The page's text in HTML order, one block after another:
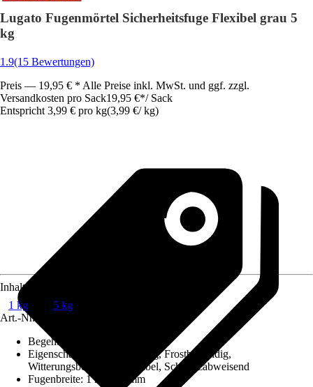
Lugato Fugenmörtel Sicherheitsfuge Flexibel grau 5
kg
1.9(15 Bewertungen)
Preis — 19,95 € * Alle Preise inkl. MwSt. und ggf. zzgl.
Versandkosten pro Sack19,95 €*/ Sack
Entspricht 3,99 € pro kg(3,99 €/ kg)
Inhalt
1 kg
5 kg
Art.-Nr.
Begehbar nach ca.
Eigenschaft
Wasserbeständig, Frostbeständig,
Witterungsbeständig, Flexibel, Schmutzabweisend
Fugenbreite: 1 mm - 6 mm